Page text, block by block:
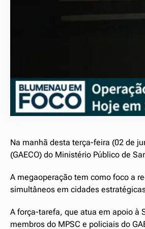
Na manhã desta terça-feira (02 de
(GAECO) do Ministério Público de
A megaoperação tem como foco a
simultâneos em cidades
A força-tarefa, que atua em apoio à
membros do MPSC e policiais do